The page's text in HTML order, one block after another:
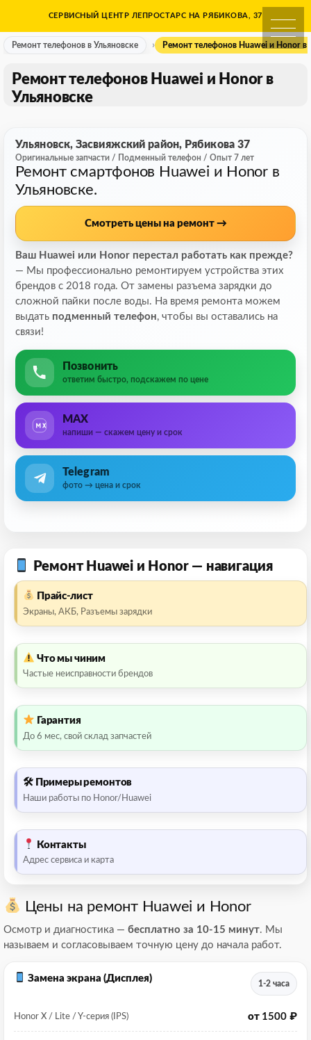
content
Ремонт телефонов в
СЕРВИСНЫЙ ЦЕНТР ЛЕПРОСТАРС НА РЯБИКОВА, 37
Ремонт телефонов в Ульяновске Ремонт телефонов Huawei и Honor в
Ремонт телефонов Huawei и Honor в
Ульяновске
Ульяновск, Засвияжский район, Рябикова 37
Оригинальные запчасти / Подменный телефон / Опыт 7 лет
Ремонт смартфонов Huawei и Honor в
Ульяновске.
Смотреть цены на ремонт →
Ваш Huawei или Honor перестал работать как прежде?
— Мы профессионально ремонтируем устройства этих
брендов с 2018 года. От замены разъема зарядки до
сложной пайки после воды. На время ремонта можем
выдать подменный телефон, чтобы вы оставались на
связи!
Позвонить
ответим быстро, подскажем по цене
MAX
напиши — скажем цену и срок
Telegram
фото → цена и срок
Ремонт Huawei и Honor — навигация
Прайс-лист
Экраны, АКБ, Разъемы зарядки
Что мы чиним
Частые неисправности брендов
Гарантия
До 6 мес, свой склад запчастей
🛠 Примеры ремонтов
Наши работы по Honor/Huawei
Контакты
Адрес сервиса и карта
Цены на ремонт Huawei и Honor
Осмотр и диагностика — бесплатно за 10-15 минут. Мы
называем и согласовываем точную цену до начала работ.
Замена экрана (Дисплея)
1-2 часа
Honor X / Lite / Y-серия (IPS) от 1500 ₽